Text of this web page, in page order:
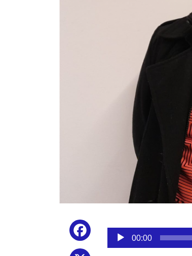
Facebook
Reproductor
audio
00:00